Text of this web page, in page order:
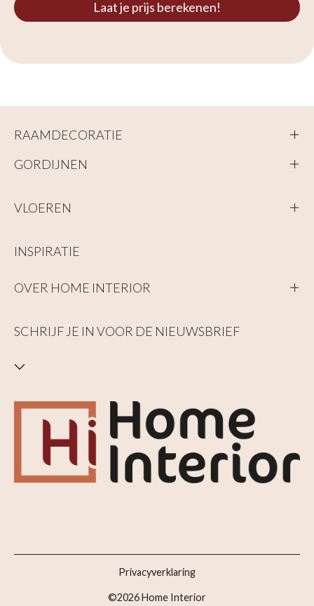
Laat je prijs berekenen!
RAAMDECORATIE
GORDIJNEN
VLOEREN
INSPIRATIE
OVER HOME INTERIOR
SCHRIJF JE IN VOOR DE NIEUWSBRIEF
©2026 Home Interior
Privacyverklaring